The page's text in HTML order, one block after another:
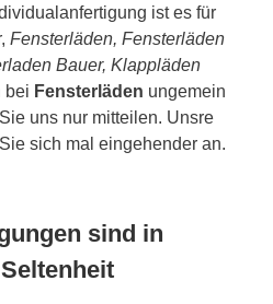
ist es für
Fensterläden, Fensterläden
Bauer, Klappläden
bei Fensterläden ungemein
uns nur mitteilen. Unsre
sich mal eingehender an.
sind in